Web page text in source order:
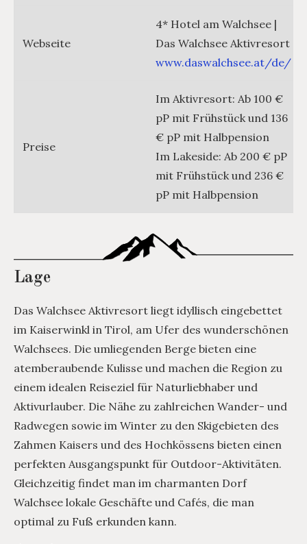
Webseite
4* Hotel am Walchsee |
Das Walchsee Aktivresort
www.daswalchsee.at/de/
Preise
Im Aktivresort: Ab 100 €
pP mit Frühstück und 136
€ pP mit Halbpension
Im Lakeside: Ab 200 € pP
mit Frühstück und 236 €
pP mit Halbpension
Lage
Das Walchsee Aktivresort liegt idyllisch eingebettet
im Kaiserwinkl in Tirol, am Ufer des wunderschönen
Walchsees. Die umliegenden Berge bieten eine
atemberaubende Kulisse und machen die Region zu
einem idealen Reiseziel für Naturliebhaber und
Aktivurlauber. Die Nähe zu zahlreichen Wander- und
Radwegen sowie im Winter zu den Skigebieten des
Zahmen Kaisers und des Hochkössens bieten einen
perfekten Ausgangspunkt für Outdoor-Aktivitäten.
Gleichzeitig findet man im charmanten Dorf
Walchsee lokale Geschäfte und Cafés, die man
optimal zu Fuß erkunden kann.